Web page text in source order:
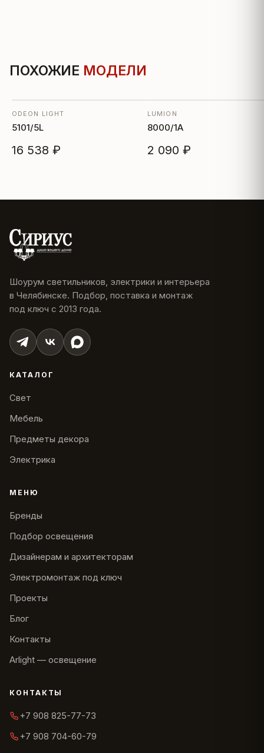
ПОХОЖИЕ МОДЕЛИ
ODEON LIGHT
5101/5L
16 538 ₽
LUMION
8000/1A
2 090 ₽
Шоурум светильников, электрики и интерьера
в Челябинске. Подбор, поставка и монтаж
под ключ с 2013 года.
КАТАЛОГ
Свет
Мебель
Предметы декора
Электрика
МЕНЮ
Бренды
Подбор освещения
Дизайнерам и архитекторам
Электромонтаж под ключ
Проекты
Блог
Контакты
Arlight — освещение
КОНТАКТЫ
+7 908 825-77-73
+7 908 704-60-79